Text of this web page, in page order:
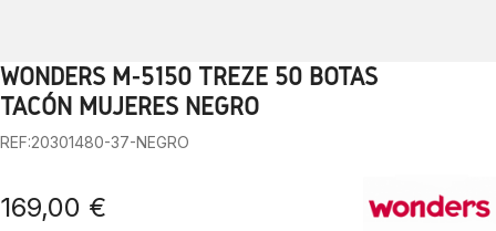
1 2 3
WONDERS M-5150 TREZE 50 BOTAS
TACÓN MUJERES NEGRO
REF:20301480-37-NEGRO
169,00 €